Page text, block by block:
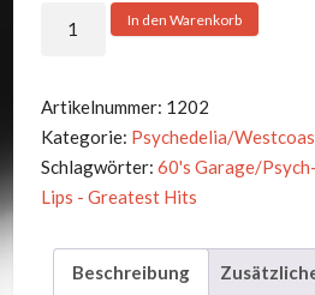
LIPS-
GREATEST
HITS,
THE
In den Warenkorb
Artikelnummer: 1202
Kategorie: Psychedelia/
Schlagwörter: 60's Garage/
Lips - Greatest Hits
Beschreibung